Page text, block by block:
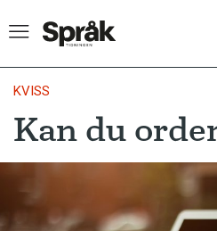
Hem
Artiklar
Krönikor
KVISS
Kan du